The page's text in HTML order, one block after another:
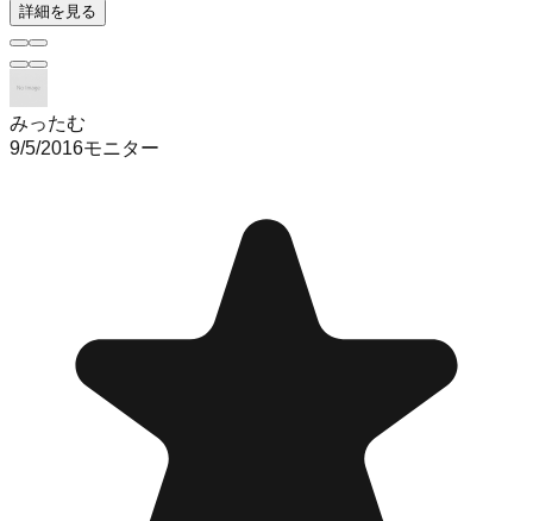
詳細を見る
みったむ
9/5/2016モニター